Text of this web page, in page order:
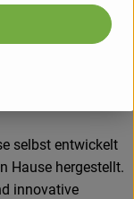
eine große
Rohstoffe.
zu den
selbst entwickelt
Hause hergestellt.
innovative